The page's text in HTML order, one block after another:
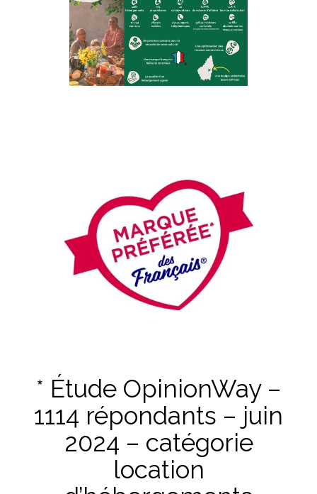
* Étude OpinionWay –
1114 répondants – juin
2024 – catégorie
location